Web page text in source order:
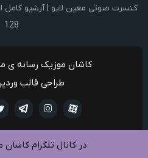
128
کاشان موزیک رسانه ی
طراحی قالب
آپارات
در کانال تلگرام